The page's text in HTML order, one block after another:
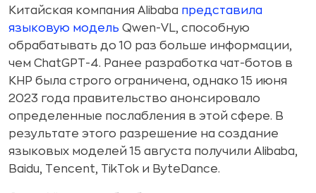
Китайская компания Alibaba представила
языковую модель Qwen-VL, способную
обрабатывать до 10 раз больше информации,
чем ChatGPT-4. Ранее разработка чат-ботов в
КНР была строго ограничена, однако 15 июня
2023 года правительство анонсировало
определенные послабления в этой сфере. В
результате этого разрешение на создание
языковых моделей 15 августа получили Alibaba,
Baidu, Tencent, TikTok и ByteDance.